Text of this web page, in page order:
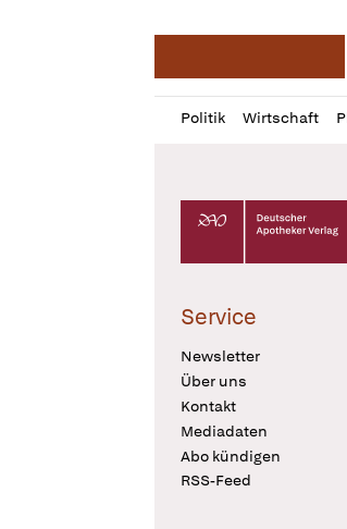
Politik Wirtschaft
Profil
öffnen
Daz
Pur
Deutscher
Service
Newsletter
Über uns
Kontakt
Mediadaten
Abo kündigen
RSS-Feed